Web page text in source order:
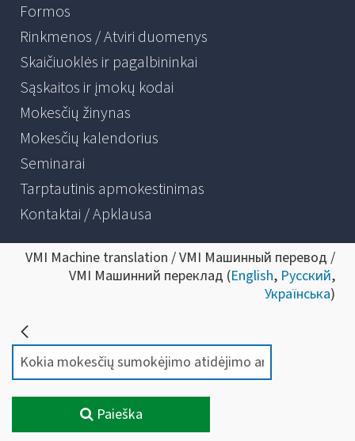
Formos
Rinkmenos / Atviri duomenys
Skaičiuoklės ir pagalbininkai
Sąskaitos ir įmokų kodai
Mokesčių žinynas
Mokesčių kalendorius
Seminarai
Tarptautinis apmokestinimas
Kontaktai / Apklausa
VMI Machine translation / VMI Машинный перевод /
VMI Машинний переклад (English, Русский,
Українська)
Paieška